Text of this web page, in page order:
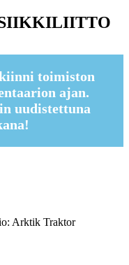
toimiston
ajan.
uudistettuna
Arktik Traktor